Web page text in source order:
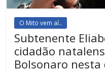
O Mito vem aí..
Subtenente
cidadão
Bolsonaro